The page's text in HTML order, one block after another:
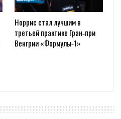
Норрис стал лучшим в
третьей практике Гран‑при
Венгрии «Формулы‑1»